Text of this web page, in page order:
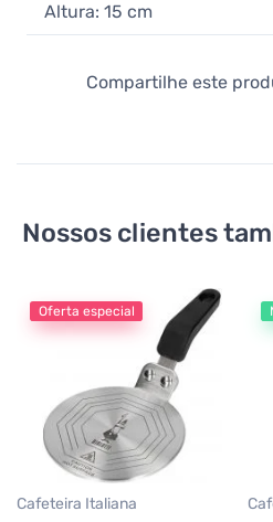
Altura: 15 cm
Compartilhe este
Nossos clientes
Oferta especial
Cafeteira Italiana